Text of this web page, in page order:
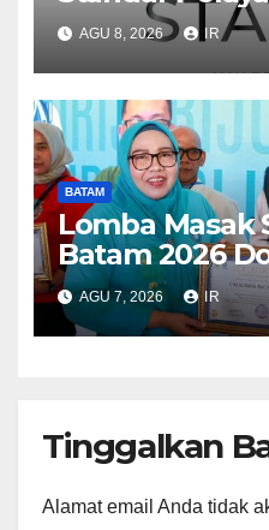
Dunia, Raih
dari WSO
AGU 8, 2026 IR
BATAM
Lomba Masak
Batam 2026
Makan Ikan
AGU 7, 2026 IR
Tinggalkan
Alamat email Anda tidak